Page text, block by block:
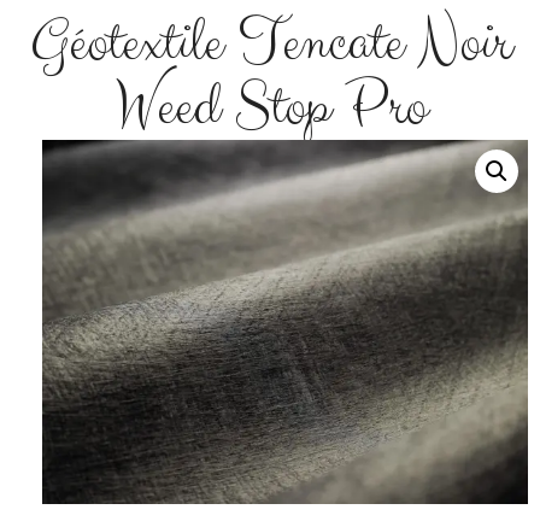
Géotextile Tencate Noir
Weed Stop Pro